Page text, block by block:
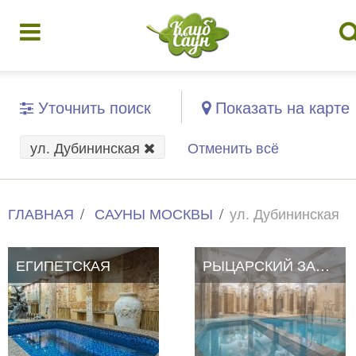
Уточнить поиск Показать на карте
ул. Дубининская Отменить всё
ГЛАВНАЯ САУНЫ МОСКВЫ ул. Дубининская
ЕГИПЕТСКАЯ РЫЦАРСКИЙ ЗАМОК